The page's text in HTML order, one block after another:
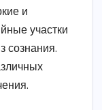
и
участки
сознания.